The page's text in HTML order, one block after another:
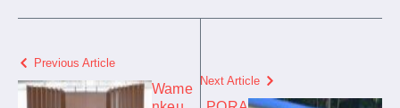
Previous Article
Wame
Next Article